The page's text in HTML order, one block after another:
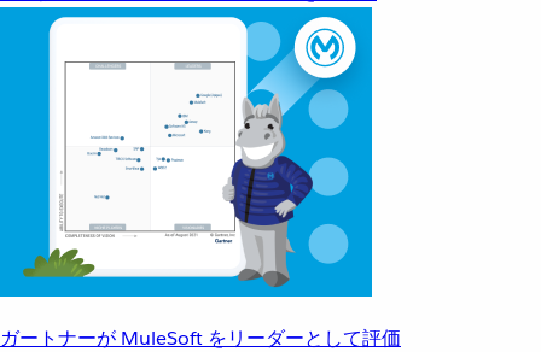
ガートナーが MuleSoft をリーダーとして評価